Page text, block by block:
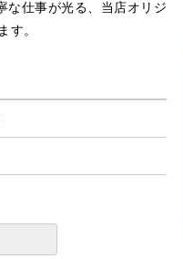
な仕事が光る、当店オリジ
す。